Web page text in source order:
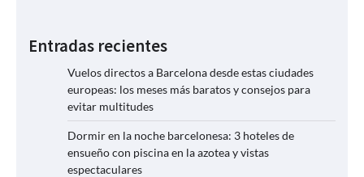
Entradas recientes
Vuelos directos a Barcelona desde estas ciudades
europeas: los meses más baratos y consejos para
evitar multitudes
Dormir en la noche barcelonesa: 3 hoteles de
ensueño con piscina en la azotea y vistas
espectaculares